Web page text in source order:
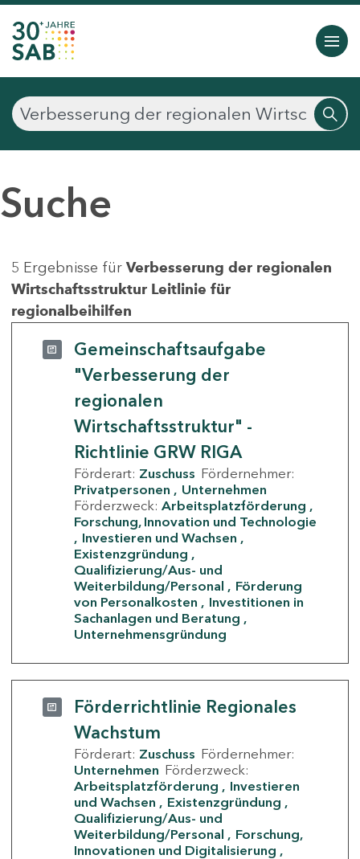
Suche
5 Ergebnisse für Verbesserung der regionalen
Wirtschaftsstruktur Leitlinie für
regionalbeihilfen
Gemeinschaftsaufgabe
"Verbesserung der
regionalen
Wirtschaftsstruktur" -
Richtlinie GRW RIGA
Förderart: Zuschuss Fördernehmer:
Privatpersonen
Unternehmen
Förderzweck: Arbeitsplatzförderung
Forschung, Innovation und Technologie
Investieren und Wachsen
Existenzgründung
Qualifizierung/Aus- und
Weiterbildung/Personal
Förderung
von Personalkosten
Investitionen in
Sachanlagen und Beratung
Unternehmensgründung
Förderrichtlinie Regionales
Wachstum
Förderart: Zuschuss Fördernehmer:
Unternehmen Förderzweck:
Arbeitsplatzförderung
Investieren
und Wachsen
Existenzgründung
Qualifizierung/Aus- und
Weiterbildung/Personal
Forschung,
Innovationen und Digitalisierung